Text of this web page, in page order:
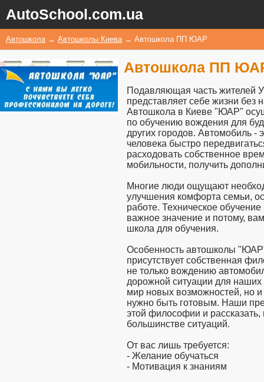
AutoSchool.com.ua
Автошкола → Автошколы Киева → Автошкола ПП ЮАР
Автошкола ПП
Подавляющая часть жителей
представляет себе жизни без
Автошкола в Киеве "ЮАР"
по обучению вождения для
других городов. Автомобиль -
человека быстро
расходовать собственное
мобильности, получить
Многие люди ощущают
улучшения комфорта семьи,
работе. Техническое
важное значение и потому,
школа для обучения.
Особенность автошколы
присутствует собственная
не только вождению
дорожной ситуации для наших
мир новых возможностей, но
нужно быть готовым. Наши
этой философии и
большинстве ситуаций.
От вас лишь требуется:
- Желание обучаться
- Мотивация к знаниям